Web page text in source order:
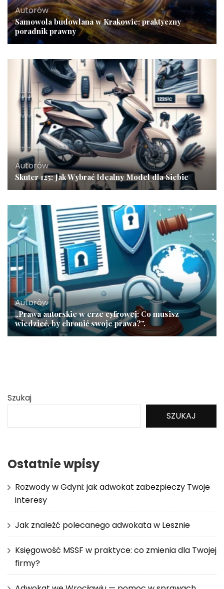
Autorów
Samowola budowlana w Krakowie: praktyczny
poradnik prawny
Autorów
Skuter 125: Jak Wybrać Idealny Model dla Siebie
Autorów
„Prawa autorskie w erze cyfrowej: Co musisz
wiedzieć, by chronić swoje prawa?”.
Szukaj
SZUKAJ
Ostatnie wpisy
Rozwody w Gdyni: jak adwokat zabezpieczy Twoje
interesy
Jak znaleźć polecanego adwokata w Lesznie
Księgowość MSSF w praktyce: co zmienia dla Twojej
firmy?